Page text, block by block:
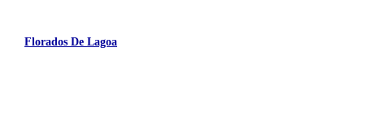
Florados De Lagoa